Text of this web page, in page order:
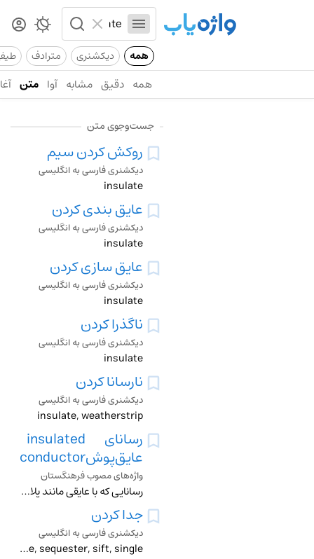
همه دیکشنری مترادف
همه دقیق مشابه آوا متن
جست‌وجوی متن
روکش کردن سیم
دیکشنری فارسی به انگلیسی
insulate
عایق بندی کردن
دیکشنری فارسی به انگلیسی
insulate
عایق سازی کردن
دیکشنری فارسی به انگلیسی
insulate
ناگذرا کردن
دیکشنری فارسی به انگلیسی
insulate
نارسانا کردن
دیکشنری فارسی به انگلیسی
insulate, weatherstrip
رسانای
عایق‌پوش
insulated
conductor
واژه‌های مصوب فرهنگستان
رسانایی که با عایقی مانند پلاستیک پوشانده‌ شده ‌است تا از نشت جریان یا اتصال کوتاه جلوگیری شود متـ . سیم روکش‌دار insulated wire
جدا کردن
دیکشنری فارسی به انگلیسی
abstract, cleave, demarcate, differentiate, disengage, divide, insulate, isolate, part, rupture, screen, seclude, segregate, separate, sequester, sift, single,